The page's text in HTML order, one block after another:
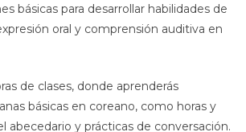
básicas para desarrollar habilidades de
oral y comprensión auditiva en
de clases, donde aprenderás
básicas en coreano, como horas y
abecedario y prácticas de conversación.